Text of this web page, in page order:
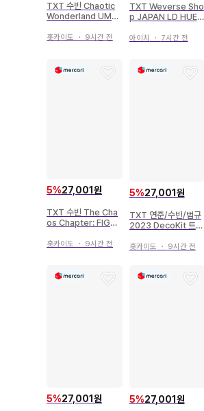
TXT 수빈 Chaotic
Wonderland UMS
홋카이도 ・ 9시간 전
TXT Weverse Sho
p JAPAN LD HUEN
CHAPTER:FREEFA
아이치 ・ 7시간 전
5%27,001원
TXT 수빈 The Cha
os Chapter: FIGH
APE 트레이딩 카드
홋카이도 ・ 9시간 전
5%27,001원
TXT 연준/수빈/범규
2023 DecoKit 트레
홋카이도 ・ 9시간 전
5%27,001원 5%27,001원